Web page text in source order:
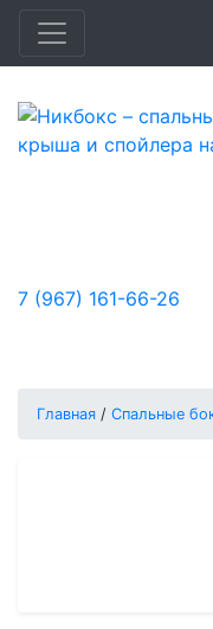
7 (967) 161-66-26
Главная / Спальные